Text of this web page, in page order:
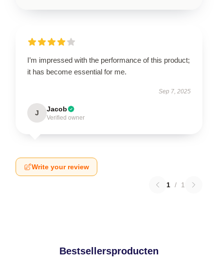
I’m impressed with the performance of this product;
it has become essential for me.
Sep 7, 2025
J Jacob
Verified owner
Write your review
1 / 1
Bestsellersproducten